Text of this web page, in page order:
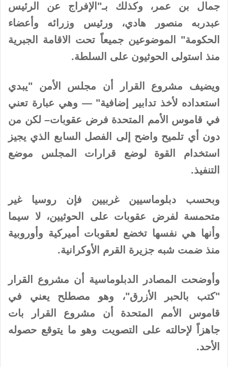
جمال بن عمر، وكذلك بـ"الإفراج عن الرئيس
عبدربه منصور هادي، ورئيس وزرائه وأعضاء
الحكومة" الموضوعين جميعاً تحت الاقامة الجبرية
منذ استولى الحوثيون على السلطة.
ويضيف مشروع القرار أن مجلس الأمن "يبدي
استعداده لأخذ تدابير إضافية" — وهي عبارة تعني
في قاموس الأمم المتحدة فرض عقوبات– لكن من
دون أي تلميح واضح إلى الفصل السابع الذي يجيز
استخدام القوة لوضع قرارات المجلس موضع
التنفيذ.
وبحسب دبلوماسيين غربيين فإن روسيا غير
متحمسة لفرض عقوبات على الحوثيين، لا سيما
وأنها هي نفسها تخضع لعقوبات أميركية وأوروبية
منذ ضمت شبه جزيرة القرم الأوكرانية.
وأوضحت المصادر الدبلوماسية أن مشروع القرار
"كتب بالحبر الأزرق"، وهو مصطلح يعني في
قاموس الأمم المتحدة أن مشروع القرار بات
جاهزاً لإحالته على التصويت وهو ما يتوقع حصوله
الأحد.